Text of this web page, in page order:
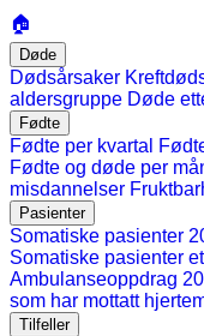
🏠
Døde
Dødsårsaker
aldersgruppe Døde
Fødte
Fødte per kvartal
Fødte og døde per
misdannelser
Pasienter
Somatiske pasienter
Somatiske pasienter
Ambulanseoppdrag
som har mottatt
Tilfeller